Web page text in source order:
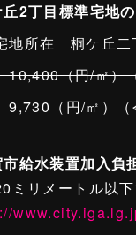
2丁目標準宅地
地所在 桐ケ丘二
（円/㎡）
（円/㎡）（
給水装置加入負
ミリメートル以